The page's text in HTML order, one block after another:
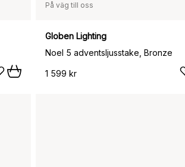
På väg till oss
Globen Lighting
Noel 5 adventsljusstake, Bronze
1 599 kr